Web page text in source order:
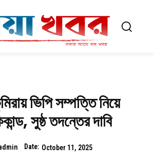
ভিপি সম্পত্তি নিয়ে
সুষ্ঠ তদন্তের দাবি
Date: October 11, 2025